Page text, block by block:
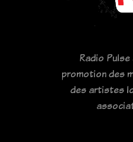
Radio
promotion des
des artistes